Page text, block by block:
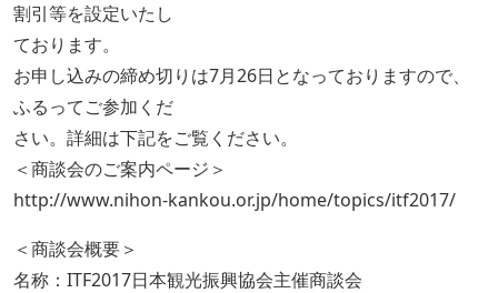
割引等を設定いたし
ております。
お申し込みの締め切りは7月26日となっておりますので、
ふるってご参加くだ
さい。詳細は下記をご覧ください。
＜商談会のご案内ページ＞
http://www.nihon-kankou.or.jp/home/topics/itf2017/
＜商談会概要＞
名称：ITF2017日本観光振興協会主催商談会